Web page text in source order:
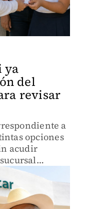
ya
del
revisar
a
opciones
acudir